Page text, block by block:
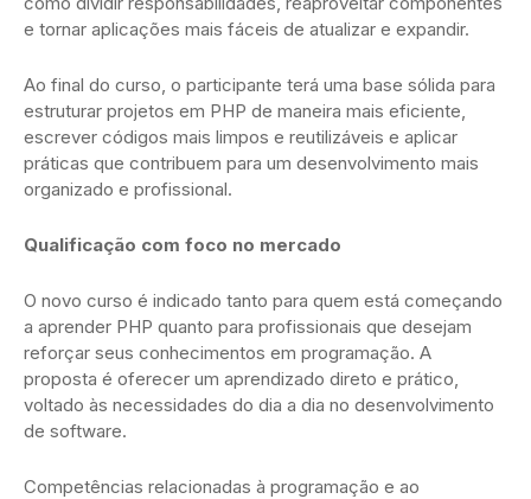
e tornar aplicações mais fáceis de atualizar e expandir.
Ao final do curso, o participante terá uma base sólida para
estruturar projetos em PHP de maneira mais eficiente,
escrever códigos mais limpos e reutilizáveis e aplicar
práticas que contribuem para um desenvolvimento mais
organizado e profissional.
Qualificação com foco no mercado
O novo curso é indicado tanto para quem está começando
a aprender PHP quanto para profissionais que desejam
reforçar seus conhecimentos em programação. A
proposta é oferecer um aprendizado direto e prático,
voltado às necessidades do dia a dia no desenvolvimento
de software.
Competências relacionadas à programação e ao